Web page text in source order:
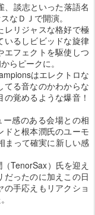
、談志といった落語名
なＤＪで開演。
レリジャスな格好で極
いるしビビッドな旋律
エフェクトを駆使しつ
らピークに。
はエレクトロな
てる音なのかわからな
覚めるような爆音！
感のある会場との相
ドと根本潤氏のユーモ
まって確実に新しい感
TenorSax）氏を迎え
だったのに加えこの日
手応えもリアクショ